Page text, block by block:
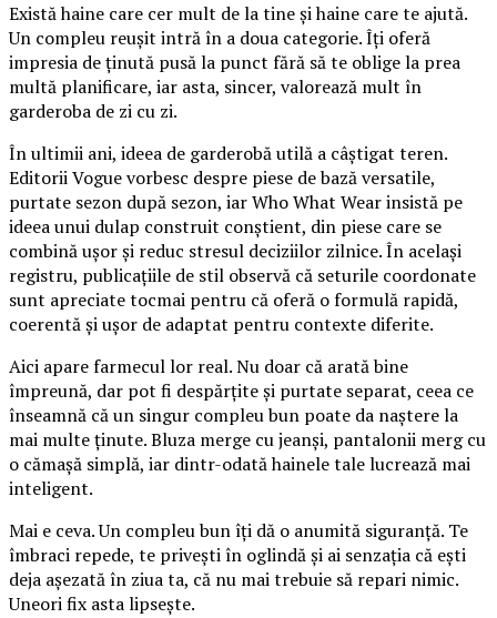
Există haine care cer mult de la tine și haine care te ajută.
Un compleu reușit intră în a doua categorie. Îți oferă
impresia de ținută pusă la punct fără să te oblige la prea
multă planificare, iar asta, sincer, valorează mult în
garderoba de zi cu zi.
În ultimii ani, ideea de garderobă utilă a câștigat teren.
Editorii Vogue vorbesc despre piese de bază versatile,
purtate sezon după sezon, iar Who What Wear insistă pe
ideea unui dulap construit conștient, din piese care se
combină ușor și reduc stresul deciziilor zilnice. În același
registru, publicațiile de stil observă că seturile coordonate
sunt apreciate tocmai pentru că oferă o formulă rapidă,
coerentă și ușor de adaptat pentru contexte diferite.
Aici apare farmecul lor real. Nu doar că arată bine
împreună, dar pot fi despărțite și purtate separat, ceea ce
înseamnă că un singur compleu bun poate da naștere la
mai multe ținute. Bluza merge cu jeanși, pantalonii merg cu
o cămașă simplă, iar dintr-odată hainele tale lucrează mai
inteligent.
Mai e ceva. Un compleu bun îți dă o anumită siguranță. Te
îmbraci repede, te privești în oglindă și ai senzația că ești
deja așezată în ziua ta, că nu mai trebuie să repari nimic.
Uneori fix asta lipsește.